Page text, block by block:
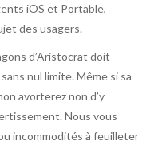
iOS et Portable,
des usagers.
d’Aristocrat doit
nul limite. Même si sa
avorterez non d’y
Nous vous
incommodités à feuilleter